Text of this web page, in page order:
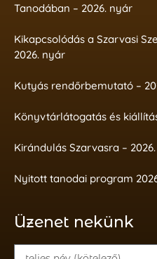
Tanodában – 2026. nyár
Kikapcsolódás a Szarvasi
2026. nyár
Kutyás rendőrbemutató –
Könyvtárlátogatás és
Kirándulás Szarvasra –
Nyitott tanodai program
Üzenet nekünk